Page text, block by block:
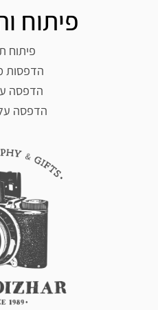
פיתוח
פיתוח
הדפסות
הדפסה
הדפסה